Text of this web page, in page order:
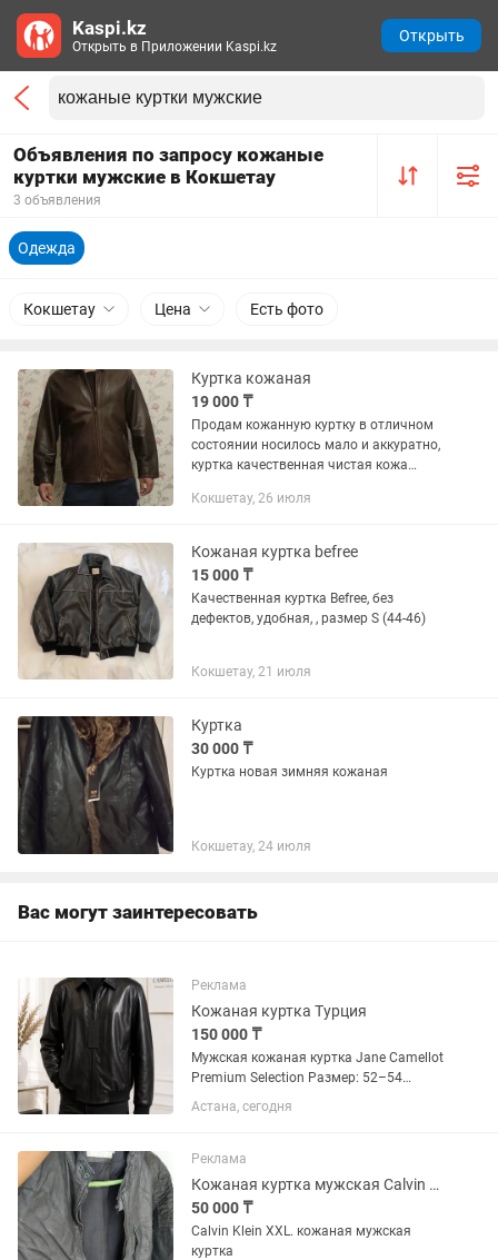
Объявления по запросу кожаные
куртки мужские в Кокшетау
3 объявления
Одежда
Кокшетау Цена Есть фото
Куртка кожаная
19 000 ₸
Продам кожанную куртку в отличном
состоянии носилось мало и аккуратно,
куртка качественная чистая кожа
Кокшетау, 26 июля
Кожаная куртка befree
15 000 ₸
Качественная куртка Befree, без
дефектов, удобная, , размер S (44-46)
Кокшетау, 21 июля
Куртка
30 000 ₸
Куртка новая зимняя кожаная
Кокшетау, 24 июля
Вас могут заинтересовать
Реклама
Кожаная куртка Турция
150 000 ₸
Мужская кожаная куртка Jane Camellot
Premium Selection Размер: 52–54
Материал: 100% натуральная кожа
Производство: Турция Состояние:
Элегантная мужская куртка...
Астана, сегодня
Реклама
Кожаная куртка мужская Calvin Klein
50 000 ₸
Calvin Klein XXL. кожаная мужская
куртка
Kaspi.kz
Открыть в Приложении Kaspi.kz
Открыть